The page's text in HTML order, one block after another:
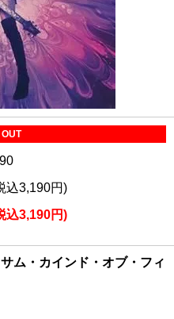
込3,190円)
込3,190円)
ム・カインド・オブ・フィ